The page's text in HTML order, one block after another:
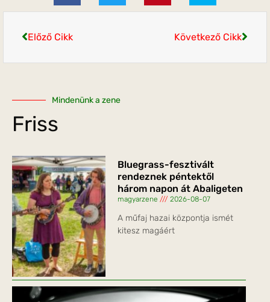
Előző Cikk Következő Cikk
Mindenünk a zene
Friss
Bluegrass-fesztivált
rendeznek péntektől
három napon át Abaligeten
magyarzene 2026-08-07
A műfaj hazai központja ismét
kitesz magáért